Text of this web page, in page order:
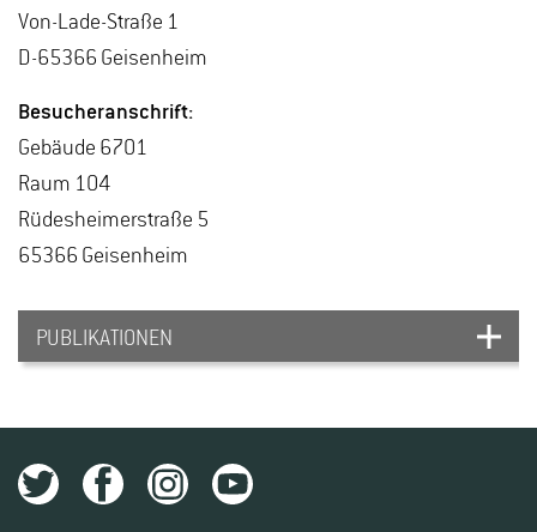
Von-La­de-Stra­ße 1
D-65366 Gei­sen­heim
Be­su­cher­an­schrift:
Ge­bäu­de 6701
Raum 104
Rü­des­hei­mer­stra­ße 5
65366 Gei­sen­heim
PUBLIKATIONEN
in University Landscape Architecture Education: